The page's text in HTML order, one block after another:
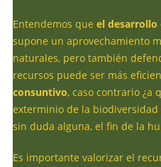
Entendemos que el desarrollo
supone un aprovechamiento
naturales, pero también
recursos puede ser más
consuntivo, caso contrario ¿a
exterminio de la
sin duda alguna, el fin de la
Es importante valorizar el